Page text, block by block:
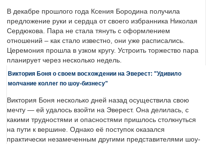
В декабре прошлого года Ксения Бородина получила
предложение руки и сердца от своего избранника Николая
Сердюкова. Пара не стала тянуть с оформлением
отношений – как стало известно, они уже расписались.
Церемония прошла в узком кругу. Устроить торжество пара
планирует через несколько недель.
Виктория Боня о своем восхождении на Эверест: "Удивило
молчание коллег по шоу-бизнесу"
Виктория Боня несколько дней назад осуществила свою
мечту — ей удалось взойти на Эверест. Она делилась, с
какими трудностями и опасностями пришлось столкнуться
на пути к вершине. Однако её поступок оказался
практически незамеченным другими представителями шоу-